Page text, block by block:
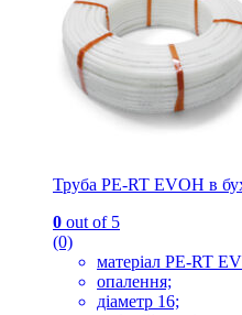
Труба PE-RT EVOH в
0 out of 5
(0)
матеріал PE-RT
опалення;
діаметр 16;